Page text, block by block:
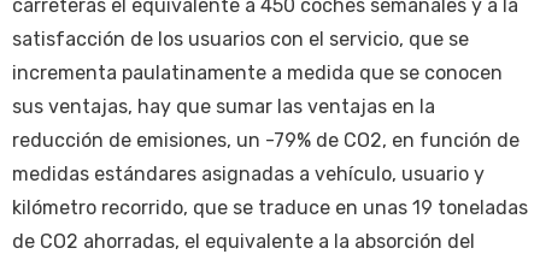
carreteras el equivalente a 450 coches semanales y a la
satisfacción de los usuarios con el servicio, que se
incrementa paulatinamente a medida que se conocen
sus ventajas, hay que sumar las ventajas en la
reducción de emisiones, un -79% de CO2, en función de
medidas estándares asignadas a vehículo, usuario y
kilómetro recorrido, que se traduce en unas 19 toneladas
de CO2 ahorradas, el equivalente a la absorción del